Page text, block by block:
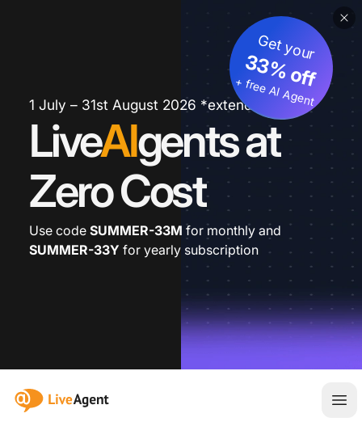
1 July – 31st August 2026 *extended
LiveAIgents at
Zero Cost
Get your
33% off
+ free AI Agent
Use code SUMMER-33M for monthly and
SUMMER-33Y for yearly subscription
:site.title